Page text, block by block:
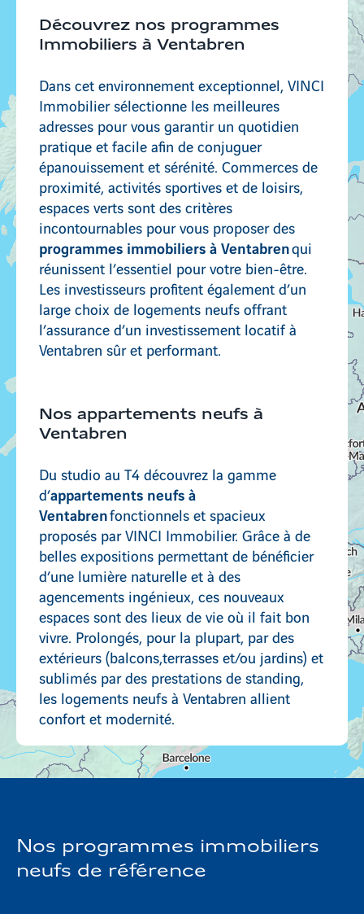
Découvrez nos programmes
Immobiliers à Ventabren
Dans cet environnement exceptionnel, VINCI
Immobilier sélectionne les meilleures
adresses pour vous garantir un quotidien
pratique et facile afin de conjuguer
épanouissement et sérénité. Commerces de
proximité, activités sportives et de loisirs,
espaces verts sont des critères
incontournables pour vous proposer des
programmes immobiliers à Ventabrenqui
réunissent l’essentiel pour votre bien-être.
Les investisseurs profitent également d’un
large choix de logements neufs offrant
l’assurance d’un investissement locatif à
Ventabren sûr et performant.
Nos appartements neufs à
Ventabren
Du studio au T4 découvrez la gamme
d’appartements neufs à
Ventabrenfonctionnels et spacieux
proposés par VINCI Immobilier. Grâce à de
belles expositions permettant de bénéficier
d’une lumière naturelle et à des
agencements ingénieux, ces nouveaux
espaces sont des lieux de vie où il fait bon
vivre. Prolongés, pour la plupart, par des
extérieurs (balcons,terrasses et/ou jardins) et
sublimés par des prestations de standing,
les logements neufs à Ventabren allient
confort et modernité.
Nos programmes immobiliers
neufs de référence